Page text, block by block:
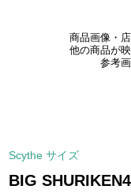
商品画像・
他の商品が
参考
Scythe サイズ
BIG